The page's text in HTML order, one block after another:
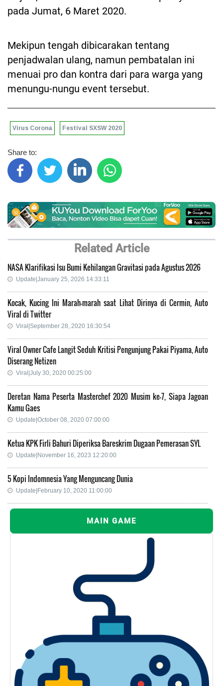
pada Jumat, 6 Maret 2020.
Mekipun tengah dibicarakan tentang
penjadwalan ulang, namun pembatalan ini
menuai pro dan kontra dari para warga yang
menungu-nungu event tersebut.
Virus Corona Festival SXSW 2020
Share to:
Related Article
NASA Klarifikasi Isu Bumi Kehilangan Gravitasi pada Agustus 2026
Update|January 25, 2026 14:33:11
Kocak, Kucing Ini Marah-marah saat Lihat Dirinya di Cermin, Auto
Viral di Twitter
Viral|September 28, 2020 16:30:54
Viral Owner Cafe Langit Seduh Kritisi Pengunjung Pakai Piyama, Auto
Diserang Netizen
Viral|July 30, 2020 00:25:00
Deretan Nama Peserta Masterchef 2020 Musim ke-7, Siapa Jagoan
Kamu Gaes
Update|October 08, 2020 07:00:00
Ketua KPK Firli Bahuri Diperiksa Bareskrim Dugaan Pemerasan SYL
Update|November 16, 2023 12:20:00
5 Kopi Indomnesia Yang Menguncang Dunia
Update|February 10, 2020 11:00:00
MAIN GAME